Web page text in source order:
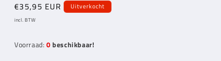
Normale
prijs
€35,95 EUR Uitverkocht
incl. BTW
Voorraad: 0 beschikbaar!